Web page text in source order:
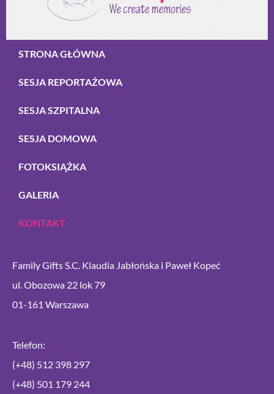
STRONA GŁÓWNA
SESJA REPORTAŻOWA
SESJA SZPITALNA
SESJA DOMOWA
FOTOKSIĄŻKA
GALERIA
KONTAKT
Family Gifts S.C. Klaudia Jabłońska i Paweł Kopeć
ul. Obozowa 22 lok 79
01-161 Warszawa
Telefon:
(+48) 512 398 297
(+48) 501 179 244